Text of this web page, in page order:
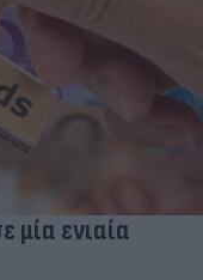
μία ενιαία